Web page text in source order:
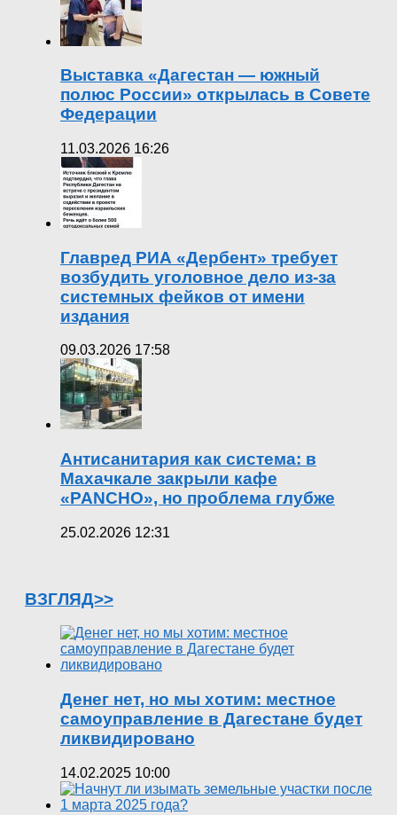
Выставка «Дагестан — южный
полюс России» открылась в Совете
Федерации
11.03.2026 16:26
Главред РИА «Дербент» требует
возбудить уголовное дело из-за
системных фейков от имени
издания
09.03.2026 17:58
Антисанитария как система: в
Махачкале закрыли кафе
«PANCHO», но проблема глубже
25.02.2026 12:31
ВЗГЛЯД>>
Денег нет, но мы хотим: местное
самоуправление в Дагестане будет
ликвидировано
14.02.2025 10:00